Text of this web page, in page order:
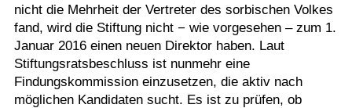
nicht die Mehrheit der Vertreter des sorbischen Volkes
fand, wird die Stiftung nicht − wie vorgesehen – zum 1.
Januar 2016 einen neuen Direktor haben. Laut
Stiftungsratsbeschluss ist nunmehr eine
Findungskommission einzusetzen, die aktiv nach
möglichen Kandidaten sucht. Es ist zu prüfen, ob